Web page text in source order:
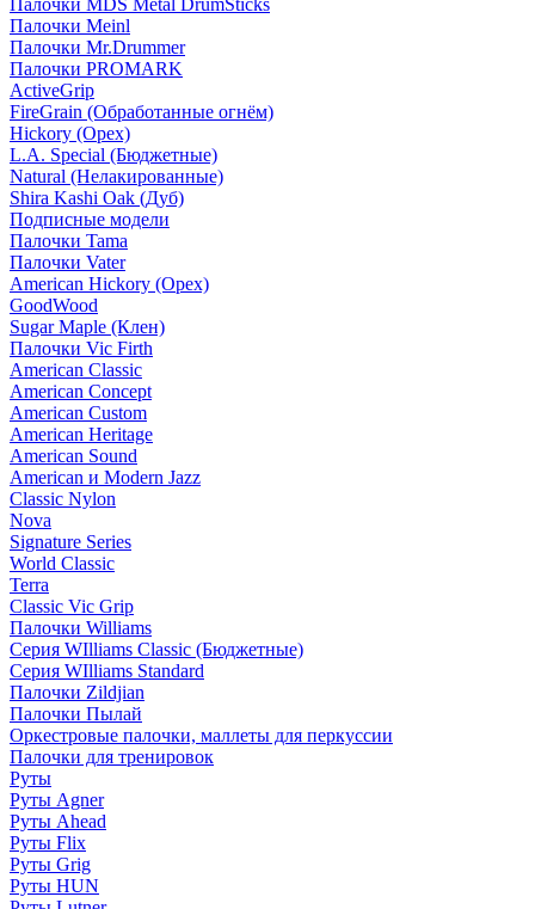
Палочки MDS Metal DrumSticks
Палочки Meinl
Палочки Mr.Drummer
Палочки PROMARK
ActiveGrip
FireGrain (Обработанные огнём)
Hickory (Орех)
L.A. Special (Бюджетные)
Natural (Нелакированные)
Shira Kashi Oak (Дуб)
Подписные модели
Палочки Tama
Палочки Vater
American Hickory (Орех)
GoodWood
Sugar Maple (Клен)
Палочки Vic Firth
American Classic
American Concept
American Custom
American Heritage
American Sound
American и Modern Jazz
Classic Nylon
Nova
Signature Series
World Classic
Terra
Classic Vic Grip
Палочки Williams
Серия WIlliams Classic (Бюджетные)
Серия WIlliams Standard
Палочки Zildjian
Палочки Пылай
Оркестровые палочки, маллеты для перкуссии
Палочки для тренировок
Руты
Руты Agner
Руты Ahead
Руты Flix
Руты Grig
Руты HUN